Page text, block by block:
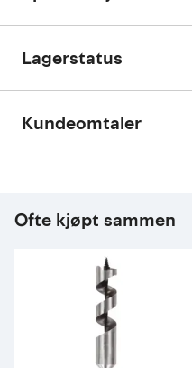
Lagerstatus
Kundeomtaler
Ofte kjøpt sammen